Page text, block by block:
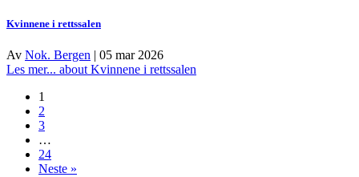
Kvinnene i rettssalen
Av Nok. Bergen | 05 mar 2026
Les mer... about Kvinnene i rettssalen
1
2
3
…
24
Neste »